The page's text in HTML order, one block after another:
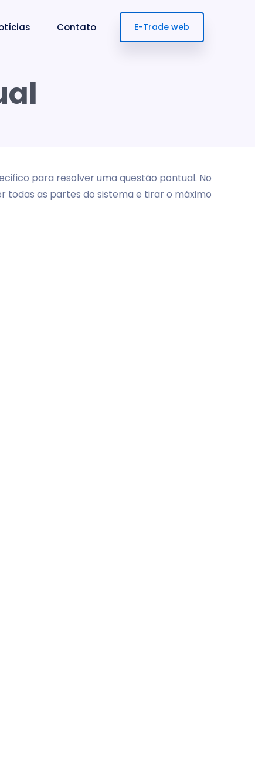
Contato E-Trade web
para resolver uma questão pontual. No
todas as partes do sistema e tirar o máximo